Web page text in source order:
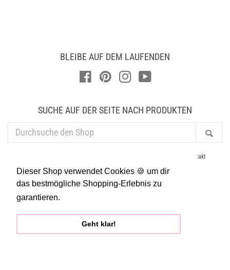
Dieser Shop verwendet Cookies 🍪 um dir
das bestmögliche Shopping-Erlebnis zu
garantieren.
Geht klar!
BLEIBE AUF DEM LAUFENDEN
FacebookPinterestInstagramYouTube
SUCHE AUF DER SEITE NACH PRODUKTEN
DEN
Kontakt
Lieferung & Versand
Presse Suchen
Widerruf
Allgemeine Geschäftsbedingungen
Widerrufsrecht
Copyright © 2026brushmeetspaper| Powered by Shopify